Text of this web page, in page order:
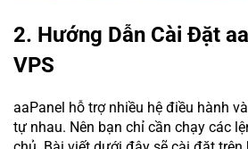
2. Hướng Dẫn Cài Đặt
VPS
aaPanel hỗ trợ nhiều hệ điều hành
tự nhau. Nên bạn chỉ cần chạy các